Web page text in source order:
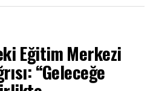
Eğitim Merkezi
“Geleceğe